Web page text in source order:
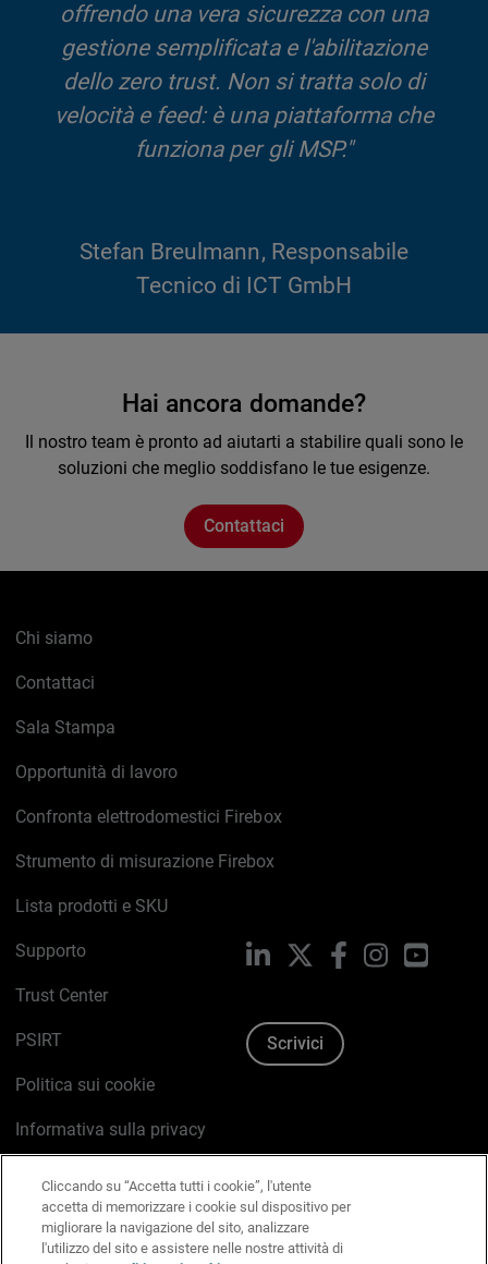
offrendo una vera sicurezza con una
gestione semplificata e l'abilitazione
dello zero trust. Non si tratta solo di
velocità e feed: è una piattaforma che
funziona per gli MSP."
Stefan Breulmann, Responsabile
Tecnico di ICT GmbH
Hai ancora domande?
Il nostro team è pronto ad aiutarti a stabilire quali sono le
soluzioni che meglio soddisfano le tue esigenze.
Contattaci
Chi siamo
Contattaci
Sala Stampa
Opportunità di lavoro
Confronta elettrodomestici Firebox
Strumento di misurazione Firebox
Lista prodotti e SKU
Supporto
Trust Center
PSIRT
Politica sui cookie
Informativa sulla privacy
Gestisci le preferenze e-mail
LinkedIn FacebookInstagram
Scrivici
Cliccando su “Accetta tutti i cookie”, l'utente
accetta di memorizzare i cookie sul dispositivo per
migliorare la navigazione del sito, analizzare
l'utilizzo del sito e assistere nelle nostre attività di